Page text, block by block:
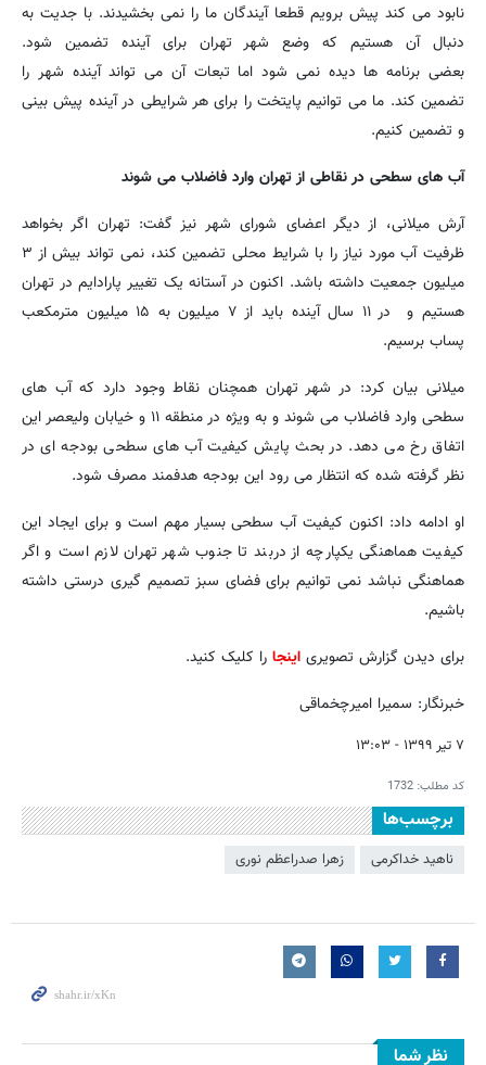
نابود می کند پیش برویم قطعا آیندگان ما را نمی بخشیدند. با جدیت به
دنبال آن هستیم که وضع شهر تهران برای آینده تضمین شود.
بعضی برنامه ها دیده نمی شود اما تبعات آن می تواند آینده شهر را
تضمین کند. ما می توانیم پایتخت را برای هر شرایطی در آینده پیش بینی
و تضمین کنیم.
آب های سطحی در نقاطی از تهران وارد فاضلاب می شوند
آرش میلانی، از دیگر اعضای شورای شهر نیز گفت: تهران اگر بخواهد
ظرفیت آب مورد نیاز را با شرایط محلی تضمین کند، نمی تواند بیش از ۳
میلیون جمعیت داشته باشد. اکنون در آستانه یک تغییر پارادایم در تهران
هستیم و در ۱۱ سال آینده باید از ۷ میلیون به ۱۵ میلیون مترمکعب
پساب برسیم.
میلانی بیان کرد: در شهر تهران همچنان نقاط وجود دارد که آب های
سطحی وارد فاضلاب می شوند و به ویژه در منطقه ۱۱ و خیابان ولیعصر این
اتفاق رخ می دهد. در بحث پایش کیفیت آب های سطحی بودجه ای در
نظر گرفته شده که انتظار می رود این بودجه هدفمند مصرف شود.
او ادامه داد: اکنون کیفیت آب سطحی بسیار مهم است و برای ایجاد این
کیفیت هماهنگی یکپارچه از دربند تا جنوب شهر تهران لازم است و اگر
هماهنگی نباشد نمی توانیم برای فضای سبز تصمیم گیری درستی داشته
باشیم.
برای دیدن گزارش تصویری اینجا را کلیک کنید.
خبرنگار: سمیرا امیرچخماقی
۷ تیر ۱۳۹۹ - ۱۳:۰۳
کد مطلب: 1732
برچسب‌ها
ناهید خداکرمی زهرا صدراعظم نوری
نظر شما